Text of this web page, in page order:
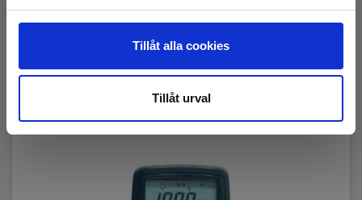
Tillåt alla cookies
Tillåt urval
Läs mer Lägg i korg